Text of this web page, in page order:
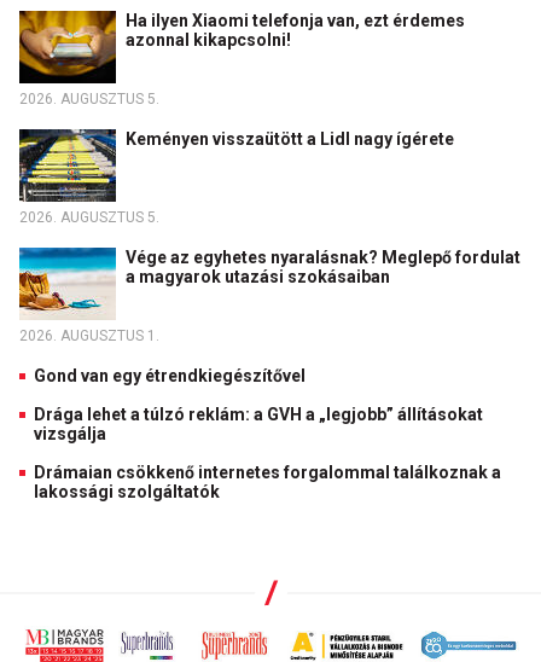
Ha ilyen Xiaomi telefonja van, ezt érdemes
azonnal kikapcsolni!
2026. AUGUSZTUS 5.
Keményen visszaütött a Lidl nagy ígérete
2026. AUGUSZTUS 5.
Vége az egyhetes nyaralásnak? Meglepő fordulat
a magyarok utazási szokásaiban
2026. AUGUSZTUS 1.
Gond van egy étrendkiegészítővel
Drága lehet a túlzó reklám: a GVH a „legjobb” állításokat
vizsgálja
Drámaian csökkenő internetes forgalommal találkoznak a
lakossági szolgáltatók